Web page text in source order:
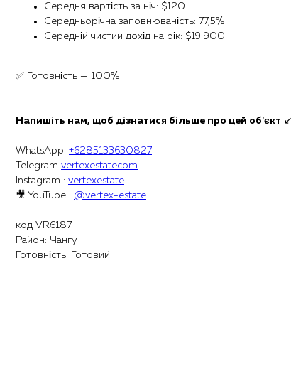
Середня вартість за ніч: $120
Середньорічна заповнюваність: 77,5%
Середній чистий дохід на рік: $19 900
✅ Готовність — 100%
Напишіть нам, щоб дізнатися більше про цей об'єкт ↙️
WhatsApp: +6285133630827
Telegram vertexestatecom
Instagram : vertexestate
🎥 YouTube : @vertex-estate
код VR6187
Район: Чангу
Готовність: Готовий